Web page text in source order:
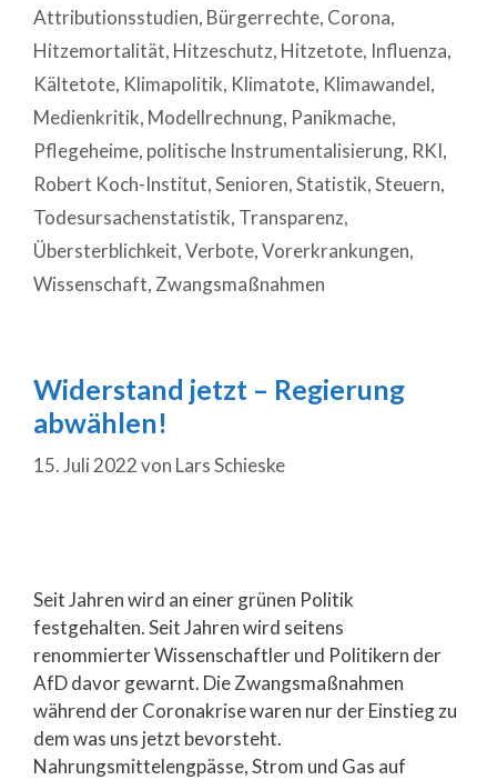
Attributionsstudien, Bürgerrechte, Corona,
Hitzemortalität, Hitzeschutz, Hitzetote, Influenza,
Kältetote, Klimapolitik, Klimatote, Klimawandel,
Medienkritik, Modellrechnung, Panikmache,
Pflegeheime, politische Instrumentalisierung, RKI,
Robert Koch-Institut,Senioren,Statistik,Steuern,
Todesursachenstatistik, Transparenz,
Übersterblichkeit,Verbote,Vorerkrankungen,
Wissenschaft, Zwangsmaßnahmen
Widerstand jetzt – Regierung
abwählen!
15. Juli 2022von Lars Schieske
Seit Jahren wird an einer grünen Politik
festgehalten. Seit Jahren wird seitens
renommierter Wissenschaftler und Politikern der
AfD davor gewarnt. Die Zwangsmaßnahmen
während der Coronakrise waren nur der Einstieg zu
dem was uns jetzt bevorsteht.
Nahrungsmittelengpässe, Strom und Gas auf